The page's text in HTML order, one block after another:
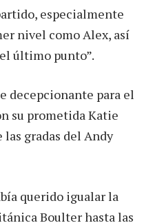
especialmente
nivel como Alex, así
último punto”.
decepcionante para el
su prometida Katie
gradas del Andy
querido igualar la
Boulter hasta las